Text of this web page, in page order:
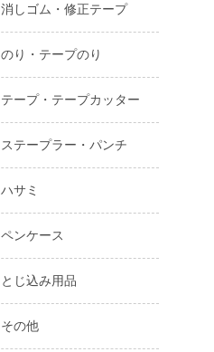
消しゴム・修正テープ
のり・テープのり
テープ・テープカッター
ステープラー・パンチ
ハサミ
ペンケース
とじ込み用品
その他